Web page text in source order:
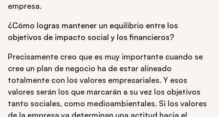
empresa.
¿Cómo logras mantener un equilibrio entre los
objetivos de impacto social y los financieros?
Precisamente creo que es muy importante cuando se
cree un plan de negocio ha de estar alineado
totalmente con los valores empresariales. Y esos
valores serán los que marcarán a su vez los objetivos
tanto sociales, como medioambientales. Si los valores